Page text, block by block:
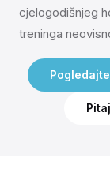
cjelogodišnjeg
treninga